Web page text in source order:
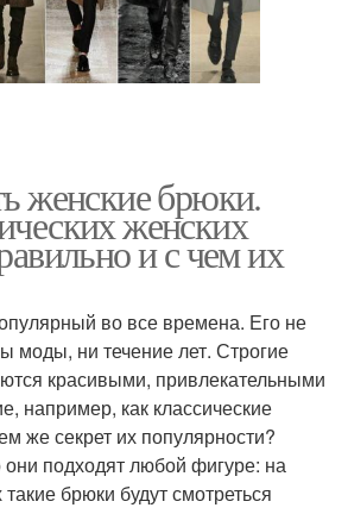
женские брюки.
женских
и с чем их
во все времена. Его не
моды, ни течение лет. Строгие
красивыми, привлекательными
например, как классические
же секрет их популярности?
подходят любой фигуре: на
брюки будут смотреться